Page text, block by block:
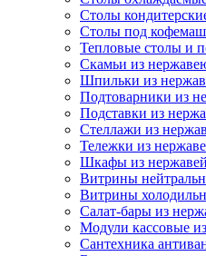
Столы
Столы под
Тепловые столы и
Скамьи из
Шпильки из
Подтоварники из
Подставки из
Стеллажи из
Тележки из
Шкафы из
Витрины
Витрины
Салат-бары из
Модули кассовые
Сантехника